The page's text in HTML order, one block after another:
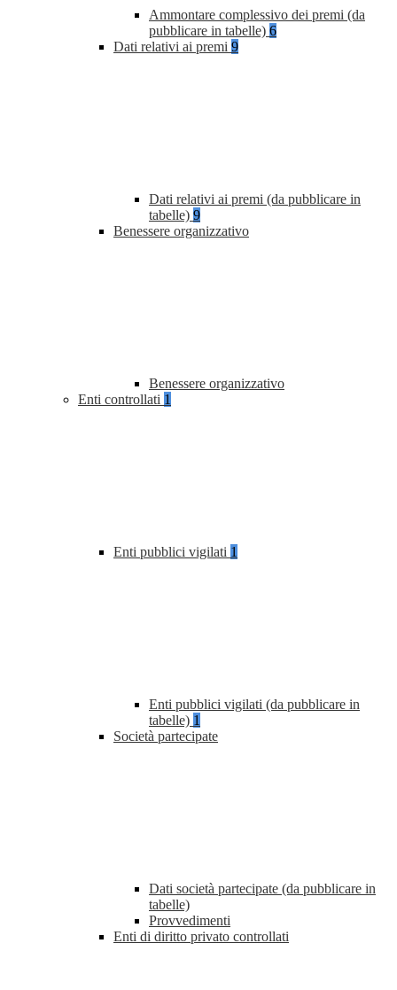
Ammontare complessivo dei premi (da
pubblicare in tabelle) 6
Dati relativi ai premi 9
Dati relativi ai premi (da pubblicare in
tabelle) 9
Benessere organizzativo
Benessere organizzativo
Enti controllati 1
Enti pubblici vigilati 1
Enti pubblici vigilati (da pubblicare in
tabelle) 1
Società partecipate
Dati società partecipate (da pubblicare in
tabelle)
Provvedimenti
Enti di diritto privato controllati